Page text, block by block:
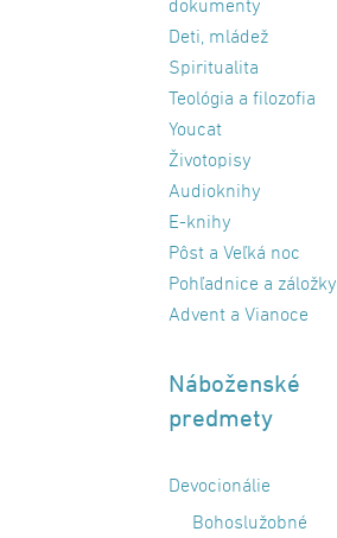
dokumenty
Deti, mládež
Spiritualita
Teológia a filozofia
Youcat
Životopisy
Audioknihy
E-knihy
Pôst a Veľká noc
Pohľadnice a záložky
Advent a Vianoce
Náboženské
predmety
Devocionálie
Bohoslužobné